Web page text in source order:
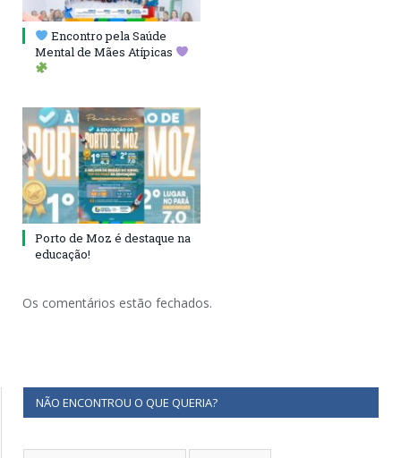
Encontro pela Saúde
Mental de Mães Atípicas
Porto de Moz é destaque na
educação!
Os comentários estão fechados.
NÃO ENCONTROU O QUE QUERIA?